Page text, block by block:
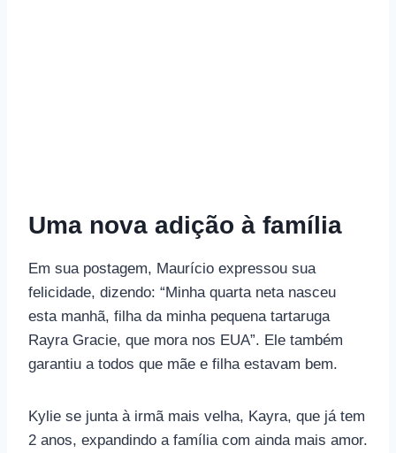
Uma nova adição à família
Em sua postagem, Maurício expressou sua
felicidade, dizendo: “Minha quarta neta nasceu
esta manhã, filha da minha pequena tartaruga
Rayra Gracie, que mora nos EUA”. Ele também
garantiu a todos que mãe e filha estavam bem.
Kylie se junta à irmã mais velha, Kayra, que já tem
2 anos, expandindo a família com ainda mais amor.